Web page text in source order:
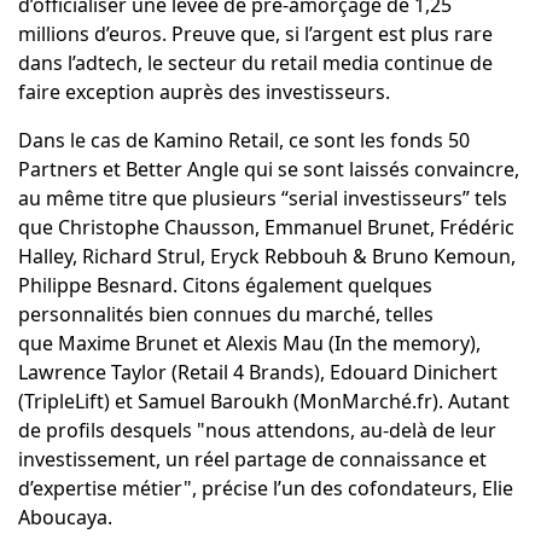
millions d’euros. Preuve que, si l’argent est plus rare
dans l’adtech, le secteur du retail media continue de
faire exception auprès des investisseurs.
Dans le cas de Kamino Retail, ce sont les fonds 50
Partners et Better Angle qui se sont laissés convaincre,
au même titre que plusieurs “serial investisseurs” tels
que Christophe Chausson, Emmanuel Brunet, Frédéric
Halley, Richard Strul, Eryck Rebbouh & Bruno Kemoun,
Philippe Besnard. Citons également quelques
personnalités bien connues du marché, telles
que Maxime Brunet et Alexis Mau (In the memory),
Lawrence Taylor (Retail 4 Brands), Edouard Dinichert
(TripleLift) et Samuel Baroukh (MonMarché.fr). Autant
de profils desquels "nous attendons, au-delà de leur
investissement, un réel partage de connaissance et
d’expertise métier", précise l’un des cofondateurs, Elie
Aboucaya.